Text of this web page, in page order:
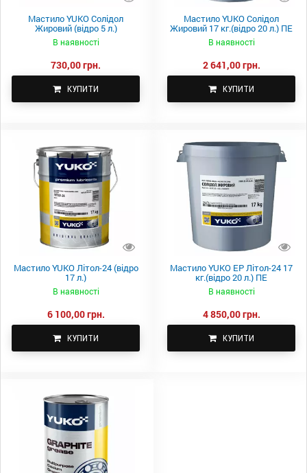
Мастило YUKO Солідол
Жировий (відро 5 л.)
В наявності
730,00 грн.
КУПИТИ
Мастило YUKO Солідол
Жировий 17 кг.(відро 20 л.) ПЕ
В наявності
2 641,00 грн.
КУПИТИ
Мастило YUKO Літол-24 (відро
17 л.)
В наявності
6 100,00 грн.
КУПИТИ
Мастило YUKO EP Літол-24 17
кг.(відро 20 л.) ПЕ
В наявності
4 850,00 грн.
КУПИТИ